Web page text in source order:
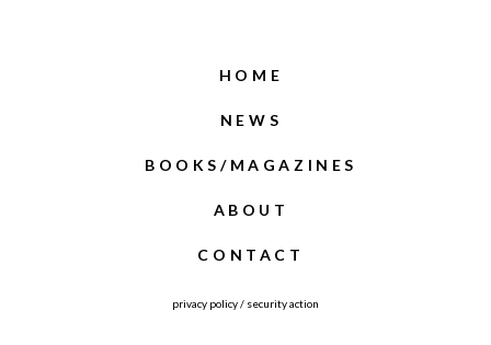
HOME
NEWS
BOOKS/MAGAZINES
ABOUT
CONTACT
privacy policy/ security action